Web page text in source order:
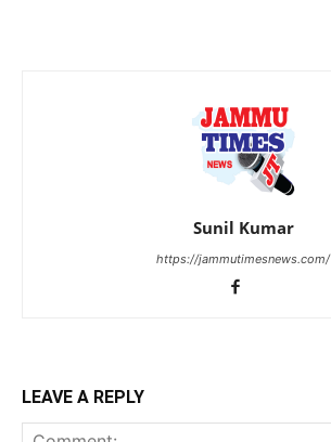
Sunil Kumar
https://jammutimesnews.com/
LEAVE A REPLY